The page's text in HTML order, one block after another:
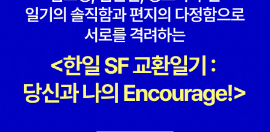
했습니다. 또, 수백 개의 불필요한 물건들, 단추 모음이나 가지각색 병
들의 수를 베베르와 같이 세면서 놀 수 있다면 좋아했을 거예요 …
도망쳐 나온 것 같고 벽의 칠은 다 떨어져 나갔지. 한 번은 참새 백 마
리가 나무 위에 앉아 있는 것도 보았단다.” .. (32, 41쪽) 크리스티
안 뒤셴 님이 쓴 어린이문학 《베베르에게 마흔두 번째 누이가 생긴다